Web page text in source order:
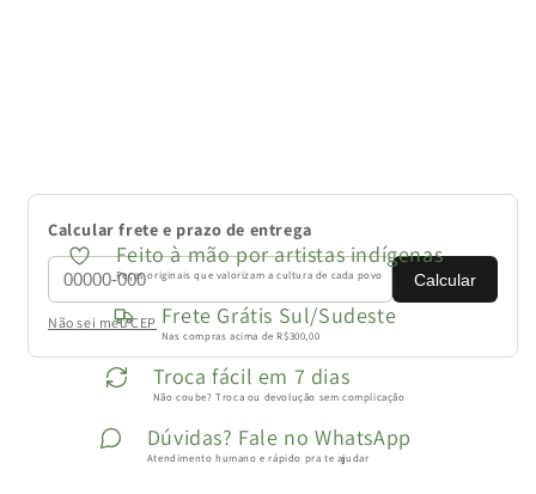
Calcular frete e prazo de entrega
Calcular
Não sei meu CEP
Feito à mão por artistas indígenas
Peças originais que valorizam a cultura de cada povo
Frete Grátis Sul/Sudeste
Nas compras acima de R$300,00
Troca fácil em 7 dias
Não coube? Troca ou devolução sem complicação
Dúvidas? Fale no WhatsApp
Atendimento humano e rápido pra te ajudar